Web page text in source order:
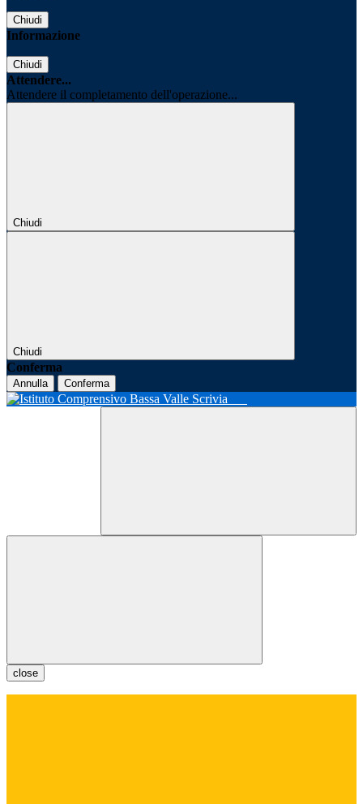
Chiudi
Informazione
Chiudi
Attendere...
Attendere il completamento dell'operazione...
Chiudi
Chiudi
Conferma
Annulla Conferma
close